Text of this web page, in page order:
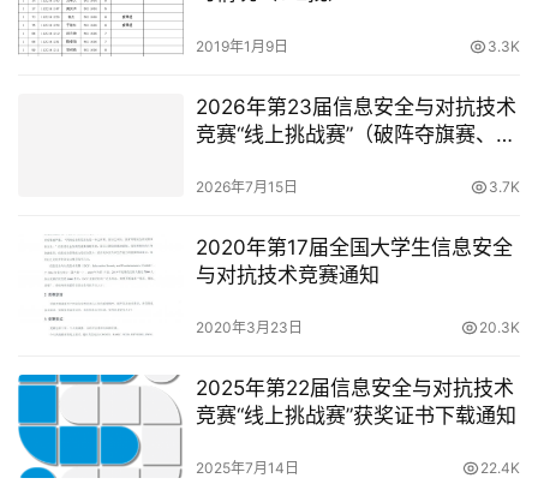
2019年1月9日 3.3K
2026年第23届信息安全与对抗技术
竞赛“线上挑战赛”（破阵夺旗赛、无
2026年7月15日 3.7K
2020年第17届全国大学生信息安全
与对抗技术竞赛通知
2020年3月23日 20.3K
2025年第22届信息安全与对抗技术
竞赛“线上挑战赛”获奖证书下载通知
2025年7月14日 22.4K